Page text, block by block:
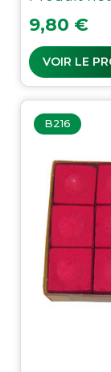
Prix
9,80 €
VOIR LE
B216